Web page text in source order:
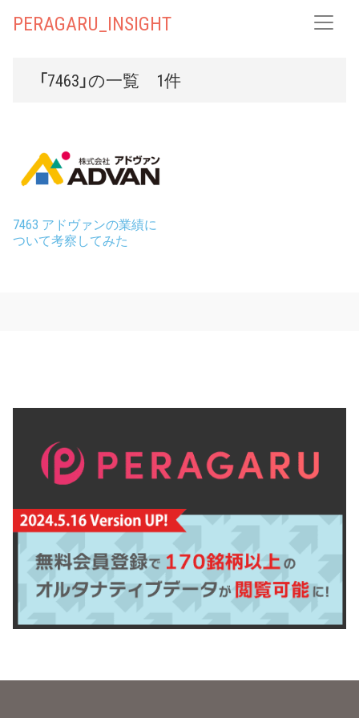
PERAGARU_INSIGHT
「7463」の一覧 1件
7463 アドヴァンの業績に
ついて考察してみた